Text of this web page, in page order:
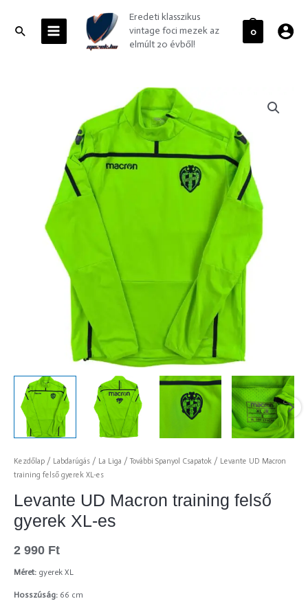
contentSearchMENU
Eredeti klasszikus
vintage foci mezek az
elmúlt 20 évből!
0
Kezdőlap / Labdarúgás / La Liga /További Spanyol Csapatok / Levante UD Macron
training felső gyerek XL-es
Levante UD Macron training felső
gyerek XL-es
2 990 Ft
Méret: gyerek XL
Hosszúság: 66 cm
mennyiség